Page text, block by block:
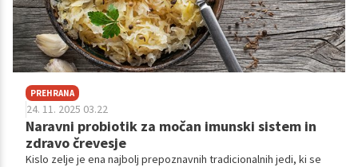
PREHRANA
24. 11. 2025 03.22
Naravni probiotik za močan imunski sistem in
zdravo črevesje
Kislo zelje je ena najbolj prepoznavnih tradicionalnih jedi, ki se